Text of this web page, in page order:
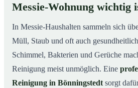
Messie-Wohnung wichtig
In Messie-Haushalten sammeln sich
Müll, Staub und oft auch
Schimmel, Bakterien und Gerüche
Reinigung meist unmöglich. Eine
Reinigung in Bönningstedt sorgt